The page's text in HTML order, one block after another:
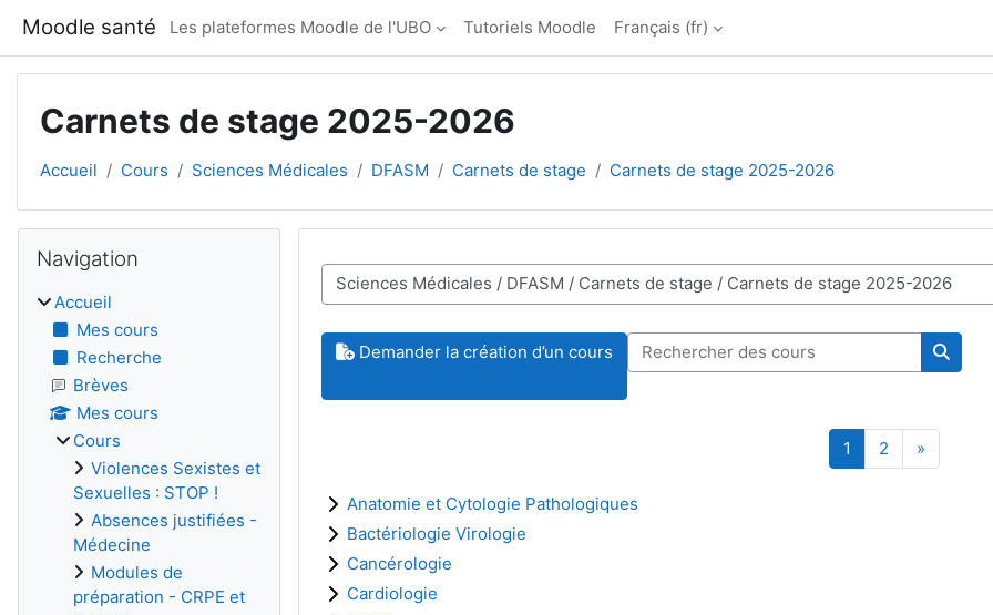
Moodle santé Les plateformes Moodle de l'UBO Tutoriels Moodle Français ‎(fr)‎
Carnets de stage 2025-2026
Accueil Cours Sciences Médicales DFASM Carnets de stage Carnets de stage 2025-2026
Catégories de cours
Demander la création d’un cours
Rechercher des cours
1 Page 1
2 Page 2
»
Anatomie et Cytologie Pathologiques
Bactériologie Virologie
Cancérologie
Cardiologie
Blocs
Navigation
Accueil
Mes cours
Recherche
Brèves
Mes cours
Cours
Violences Sexistes et
Sexuelles : STOP !
Absences justifiées -
Médecine
Modules de
préparation - CRPE et